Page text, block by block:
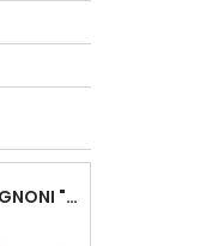
LIGNE TERMIGNONI "BLACK EDITION" CARBONE POUR YAMAHA TMAX 560 2020-2024